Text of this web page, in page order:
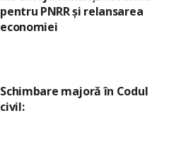
pentru PNRR și relansarea
economiei
Schimbare majoră în Codul
civil: